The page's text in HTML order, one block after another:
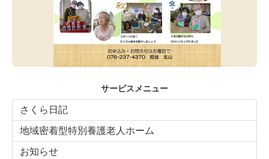
サービスメニュー
さくら日記
地域密着型特別養護老人ホーム
お知らせ